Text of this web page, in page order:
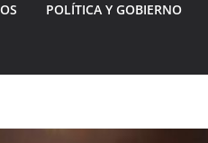
POLÍTICA Y GOBIERNO